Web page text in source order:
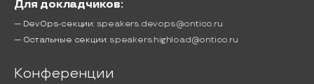
Для докладчиков:
— DevOps-секции: speakers.devops@ontico.ru
— Остальные секции: speakers.highload@ontico.ru
Конференции